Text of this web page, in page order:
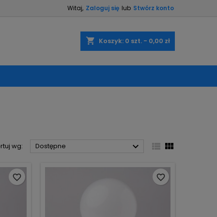
Witaj, Zaloguj się lub Stwórz konto
shopping_cart Koszyk: 0 szt. - 0,00 zł
wg: Dostępne   
favorite_border favorite_border